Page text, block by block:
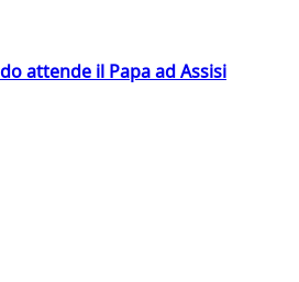
attende il Papa ad Assisi